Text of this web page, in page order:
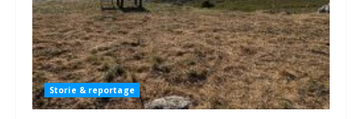
Storie & reportage